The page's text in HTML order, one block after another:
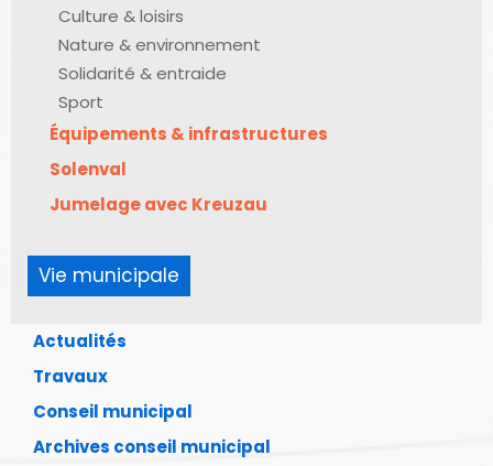
Culture & loisirs
Nature & environnement
Solidarité & entraide
Sport
Équipements & infrastructures
Solenval
Jumelage avec Kreuzau
Vie municipale
Actualités
Travaux
Conseil municipal
Archives conseil municipal